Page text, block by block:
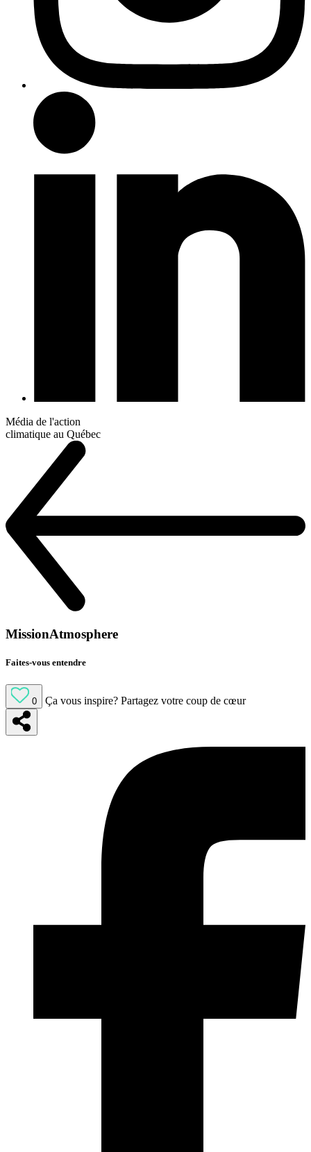
Média de l'action
climatique au Québec
MissionAtmosphere
Faites-vous entendre
0 Ça vous inspire? Partagez votre coup de cœur